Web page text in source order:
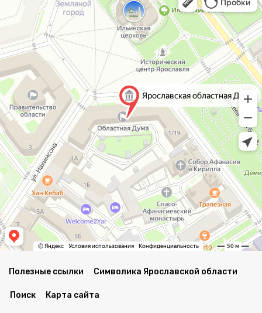
Полезные ссылки Символика Ярославской области
Поиск Карта сайта